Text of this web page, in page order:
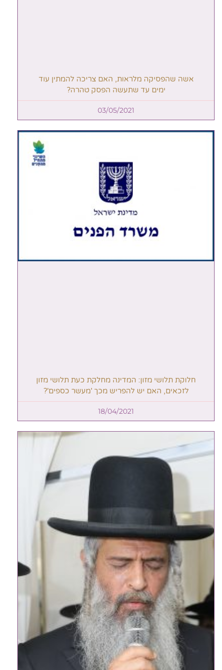
אשה שהפסיקה מלראות, האם צריכה להמתין עוד
ימים עד שתעשה הפסק טהרה?
03/05/2021
חלוקת תלושי מזון: המדינה מחלקת כעת תלושי מזון
לזכאים, האם יש להפריש מכך 'מעשר כספים'?
18/04/2021